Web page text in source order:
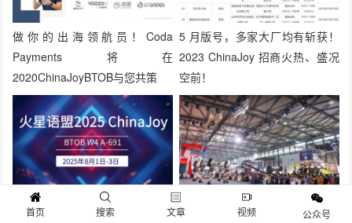
做你的出海领航员！Coda
Payments将在
2020ChinaJoyBTOB与您共策
5 月版号，多家大厂均有斩获！
2023 ChinaJoy 招商火热、盛况
空前！
2025 ChinaJoy BTOB，火星语 华丽升级！2023 ChinaJoy“智能
首页 搜索 文章 视频 公众号